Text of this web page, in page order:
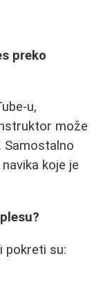
preko
u,
može
Samostalno
koje je
pokreti su: